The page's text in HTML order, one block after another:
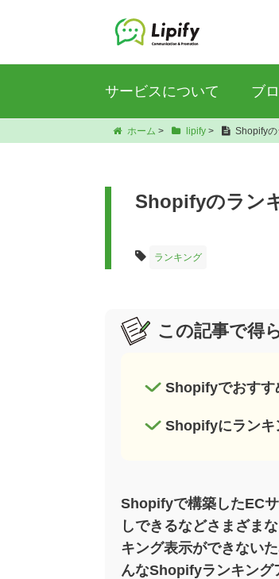
サービスについて ブ
ホーム > lipify > Shopify
Shopifyのラン
ランキング
この記事で得
Shopifyでおすす
Shopifyにランキ
Shopifyで構築したEC
しできるなどさまざま
キング表示ができない
んなShopifyランキング